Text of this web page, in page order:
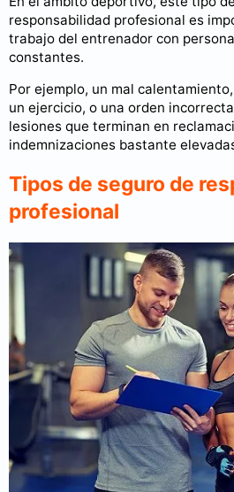
responsabilidad profesional es
trabajo del entrenador con
constantes.
Por ejemplo, un mal
un ejercicio, o una orden
lesiones que terminan en
indemnizaciones bastante
Tipos de seguro de
profesional